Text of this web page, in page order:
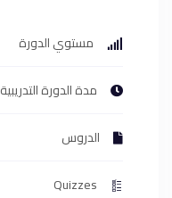
مستوي الدورة
مدة الدورة التدريبية
الدروس
Quizzes